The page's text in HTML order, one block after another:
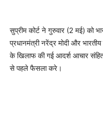
सुप्रीम कोर्ट ने गुरुवार (2 मई) को
प्रधानमंत्री नरेंद्र मोदी और
के खिलाफ की गई आदर्श आचार
से पहले फैसला करे।